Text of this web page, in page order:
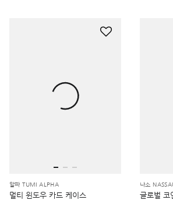
알파 TUMI ALPHA
멀티 윈도우 카드 케이스
나소
글로벌 코